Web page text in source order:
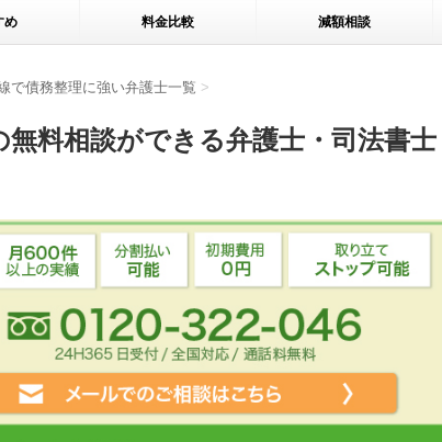
め 料金比較 減額相談
で債務整理に強い弁護士一覧 >
料相談ができる弁護士・司法書士